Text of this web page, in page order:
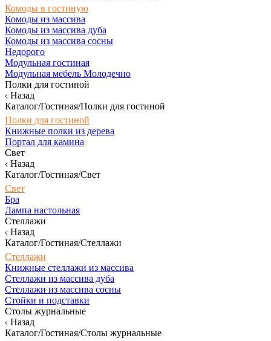
Комоды в гостиную
Комоды из массива
Комоды из массива дуба
Комоды из массива сосны
Недорого
Модульная гостиная
Модульная мебель Молодечно
Полки для гостиной
Назад
Каталог/Гостиная/Полки для гостиной
Полки для гостиной
Книжные полки из дерева
Портал для камина
Свет
Назад
Каталог/Гостиная/Свет
Свет
Бра
Лампа настольная
Стеллажи
Назад
Каталог/Гостиная/Стеллажи
Стеллажи
Книжные стеллажи из массива
Стеллажи из массива дуба
Стеллажи из массива сосны
Стойки и подставки
Столы журнальные
Назад
Каталог/Гостиная/Столы журнальные